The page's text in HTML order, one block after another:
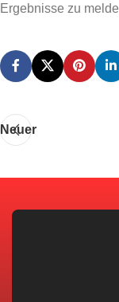
Ergebnisse zu
Neuer